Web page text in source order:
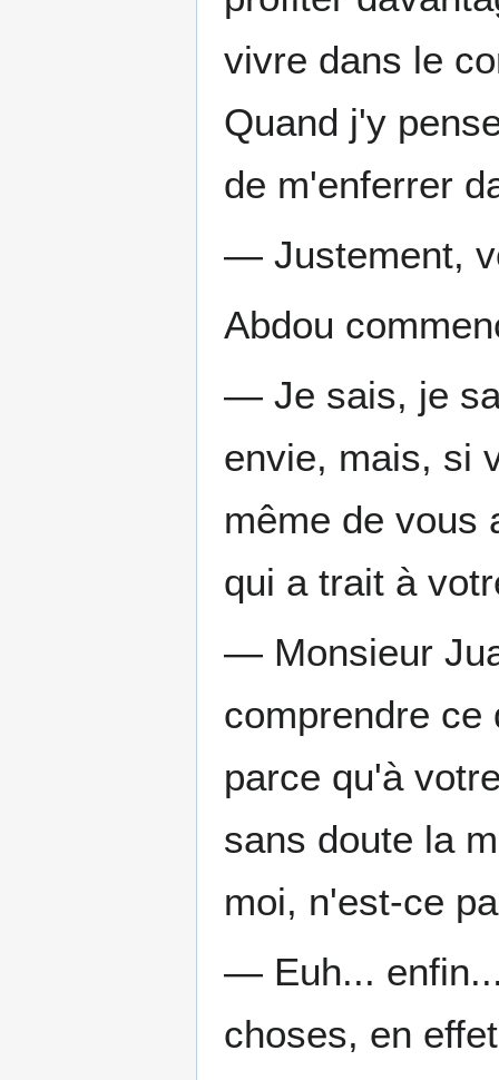
vivre dans le
Quand j'y
de m'enferrer
— Justement,
Abdou
— Je sais, je
envie, mais, si
même de vous
qui a trait à
— Monsieur
comprendre ce
parce qu'à
sans doute la
moi, n'est-ce
— Euh...
choses, en